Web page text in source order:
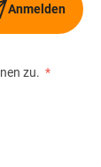
Anmelden
zu. *